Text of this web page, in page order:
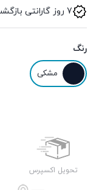
7 روز گارانتی بازگشت وجه
رنگ
مشکی
تحویل اکسپرس